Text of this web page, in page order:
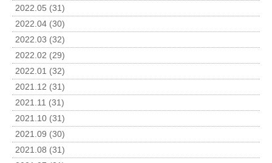
2022.05 (31)
2022.04 (30)
2022.03 (32)
2022.02 (29)
2022.01 (32)
2021.12 (31)
2021.11 (31)
2021.10 (31)
2021.09 (30)
2021.08 (31)